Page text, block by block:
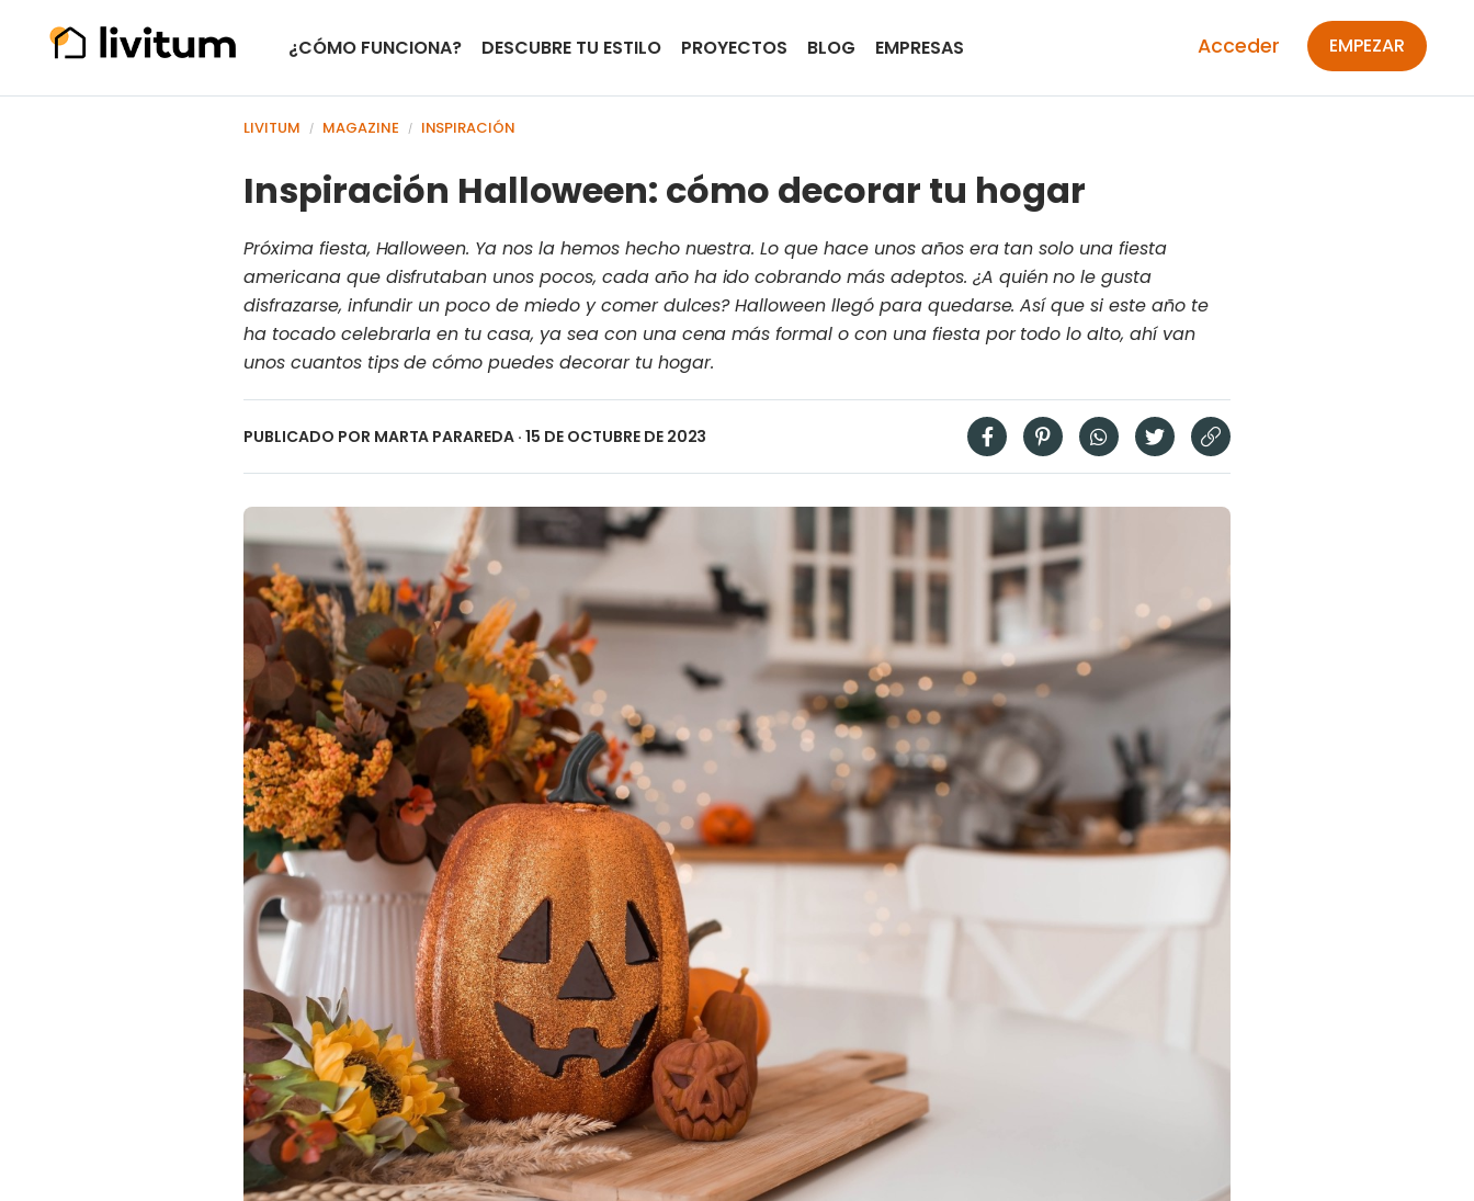
¿CÓMO FUNCIONA? DESCUBRE TU ESTILO PROYECTOS BLOG EMPRESAS EMPEZAR
Acceder
LIVITUM / MAGAZINE / INSPIRACIÓN
Inspiración Halloween: cómo decorar tu hogar
Próxima fiesta, Halloween. Ya nos la hemos hecho nuestra. Lo que hace unos años era tan solo una fiesta
americana que disfrutaban unos pocos, cada año ha ido cobrando más adeptos. ¿A quién no le gusta
disfrazarse, infundir un poco de miedo y comer dulces? Halloween llegó para quedarse. Así que si este año te
ha tocado celebrarla en tu casa, ya sea con una cena más formal o con una fiesta por todo lo alto, ahí van
unos cuantos tips de cómo puedes decorar tu hogar.
PUBLICADO POR MARTA PARAREDA · 15 DE OCTUBRE DE 2023